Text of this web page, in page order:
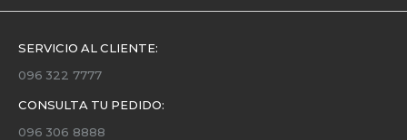
SERVICIO AL CLIENTE:
096 322 7777
CONSULTA TU PEDIDO:
096 306 8888